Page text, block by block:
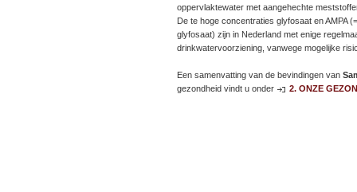
oppervlaktewater met aangehechte
De te hoge concentraties glyfosaat en AMPA
glyfosaat) zijn in Nederland met enige
drinkwatervoorziening, vanwege mogelijke
Een samenvatting van de bevindingen van
gezondheid vindt u onder
2. ONZE